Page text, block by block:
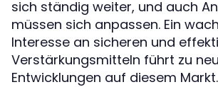
sich ständig weiter, und auch
müssen sich anpassen. Ein
Interesse an sicheren und
Verstärkungsmitteln führt zu
Entwicklungen auf diesem Markt.